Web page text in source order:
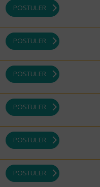
POSTULER
POSTULER
POSTULER
POSTULER
POSTULER
POSTULER